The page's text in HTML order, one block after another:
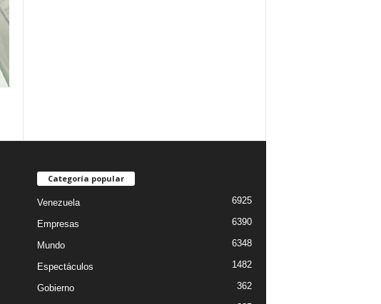
Categoría popular
Venezuela 6925
Empresas 6390
Mundo 6348
Espectáculos 1482
Gobierno 362